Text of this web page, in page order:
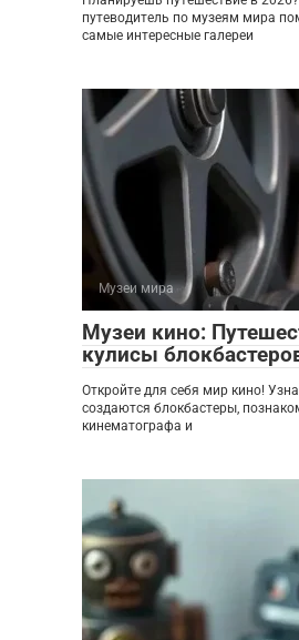
путеводитель по музеям мира
самые интересные галереи
Музеи мира
Музеи кино:
кулисы
Откройте для себя мир кино!
создаются блокбастеры,
кинематографа и